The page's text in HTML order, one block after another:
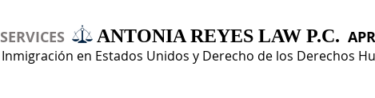
ANTONIA REYES LAW P.C.
Inmigración en Estados Unidos y Derecho de los Derechos
SERVICES